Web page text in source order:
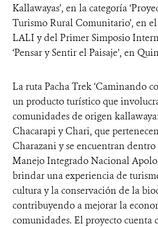
Kallawayas’, en la categoría
Turismo Rural Comunitario’, en
LALI y del Primer Simposio
‘Pensar y Sentir el Paisaje’, en
La ruta Pacha Trek ‘Caminando
un producto turístico que
comunidades de origen
Chacarapi y Chari, que
Charazani y se encuentran
Manejo Integrado Nacional
brindar una experiencia de
cultura y la conservación de la
contribuyendo a mejorar la
comunidades. El proyecto cuenta